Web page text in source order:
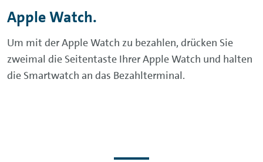
Apple Watch.
Um mit derApple Watch zu bezahlen, drücken Sie
zweimal die Seitentaste IhrerApple Watch und halten
die Smartwatch an das Bezahlterminal.